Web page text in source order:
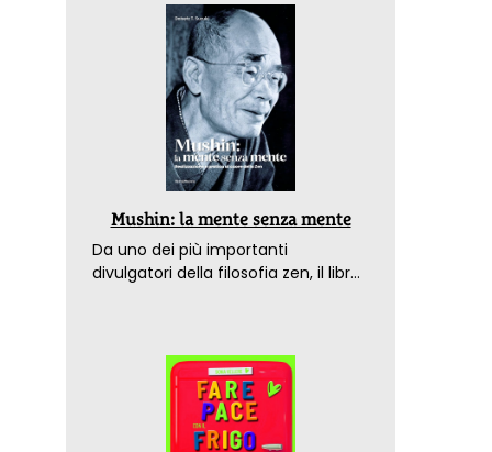
Mushin: la mente senza mente
Da uno dei più importanti
divulgatori della filosofia zen, il libro